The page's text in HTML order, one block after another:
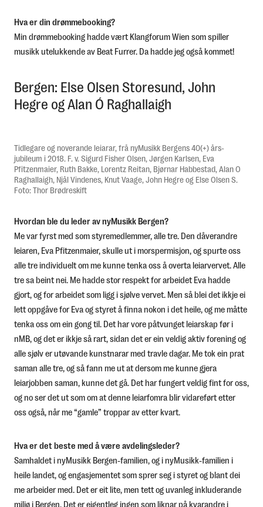
Hva er din drømmebooking?
Min drømmebooking hadde vært Klangforum Wien som spiller
musikk utelukkende av Beat Furrer. Da hadde jeg også kommet!
Bergen: Else Olsen Storesund, John
Hegre og Alan Ó Raghallaigh
Tidlegare og noverande leiarar, frå nyMusikk Bergens 40(+) års-
jubileum i 2018. F. v. Sigurd Fisher Olsen, Jørgen Karlsen, Eva
Pfitzenmaier, Ruth Bakke, Lorentz Reitan, Bjørnar Habbestad, Alan O
Raghallaigh, Njål Vindenes, Knut Vaage, John Hegre og Else Olsen S.
Foto: Thor Brødreskift
Hvordan ble du leder av nyMusikk Bergen?
Me var fyrst med som styremedlemmer, alle tre. Den dåverandre
leiaren, Eva Pfitzenmaier, skulle ut i morspermisjon, og spurte oss
alle tre individuelt om me kunne tenka oss å overta leiarvervet. Alle
tre sa beint nei. Me hadde stor respekt for arbeidet Eva hadde
gjort, og for arbeidet som ligg i sjølve vervet. Men så blei det ikkje ei
lett oppgåve for Eva og styret å finna nokon i det heile, og me måtte
tenka oss om ein gong til. Det har vore påtvunget leiarskap før i
nMB, og det er ikkje så rart, sidan det er ein veldig aktiv forening og
alle sjølv er utøvande kunstnarar med travle dagar. Me tok ein prat
saman alle tre, og så fann me ut at dersom me kunne gjera
leiarjobben saman, kunne det gå. Det har fungert veldig fint for oss,
og no ser det ut som om at denne leiarfomra blir vidareført etter
oss også, når me “gamle” troppar av etter kvart.
Hva er det beste med å være avdelingsleder?
Samhaldet i nyMusikk Bergen-familien, og i nyMusikk-familien i
heile landet, og engasjementet som sprer seg i styret og blant dei
me arbeider med. Det er eit lite, men tett og uvanleg inkluderande
miljø i Bergen. Det er eigentleg ingen som liknar på kvarandre i